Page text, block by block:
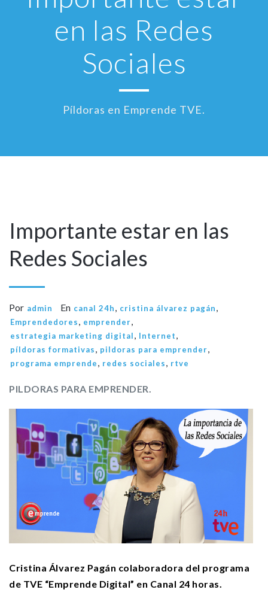
en las Redes
Sociales
Píldoras en Emprende TVE.
Importante estar en las
Redes Sociales
Por admin En canal 24h, cristina álvarez pagán,
Emprendedores, emprender,
estrategia marketing digital, Internet,
píldoras formativas, pildoras para emprender,
programa emprende, redes sociales, rtve
PILDORAS PARA EMPRENDER.
Cristina Álvarez Pagán colaboradora del programa
de TVE “Emprende Digital” en Canal 24 horas.